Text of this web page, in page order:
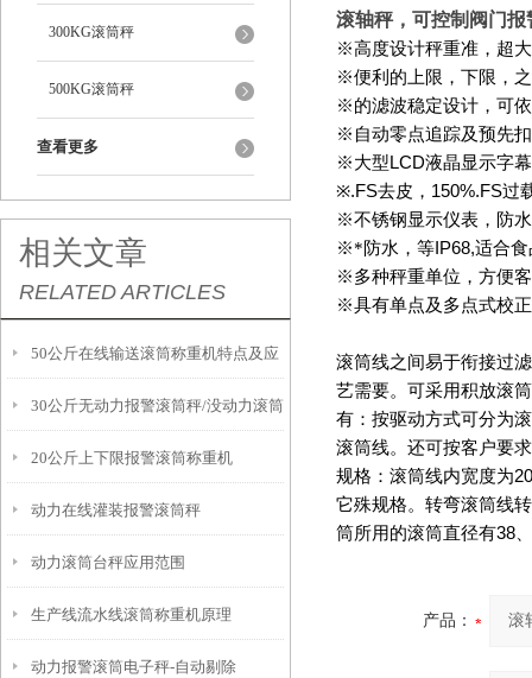
300KG滚筒秤
500KG滚筒秤
查看更多
相关文章
RELATED ARTICLES
50公斤在线输送滚筒称重机特点及应
用原理
30公斤无动力报警滚筒秤/没动力滚筒
称
20公斤上下限报警滚筒称重机
动力在线灌装报警滚筒秤
动力滚筒台秤应用范围
生产线流水线滚筒称重机原理
动力报警滚筒电子秤-自动剔除
滚轴秤，可控制阀门报
※高度设计秤重准，超
※便利的上限，下限，
※的滤波稳定设计，可
※自动零点追踪及预先
※大型 LCD液晶显示字
※.FS去皮， 150%.FS过
※不锈钢显示仪表，防
※*防水，等 IP68,适合
※多种秤重单位，方便
※具有单点及多点式校
滚筒线之间易于衔接过
艺需要。可采用积放滚
有：按驱动方式可分为
滚筒线。还可按客户要
规格：滚筒线内宽度为
它殊规格。转弯滚筒线
筒所用的滚筒直径有38
产品：